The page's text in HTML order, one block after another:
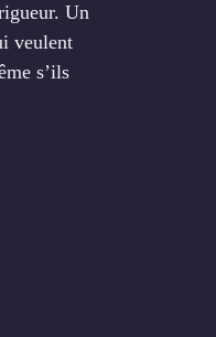
Un
veulent
s’ils